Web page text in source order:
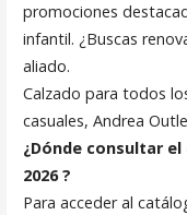
promociones
infantil. ¿Buscas
aliado.
Calzado para todos
casuales, Andrea
¿Dónde consultar
2026 ?
Para acceder al